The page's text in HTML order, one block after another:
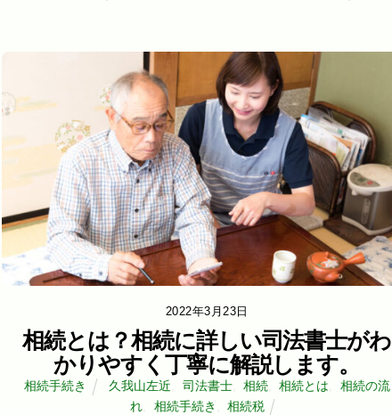
2022年3月23日
相続とは？相続に詳しい司法書士がわ
かりやすく丁寧に解説します。
相続手続き 久我山左近 司法書士, 相続, 相続とは
相続の流
れ
相続手続き 相続税